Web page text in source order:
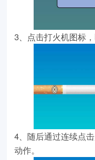
3、点击打火机图标，
4、随后通过连续点
动作。